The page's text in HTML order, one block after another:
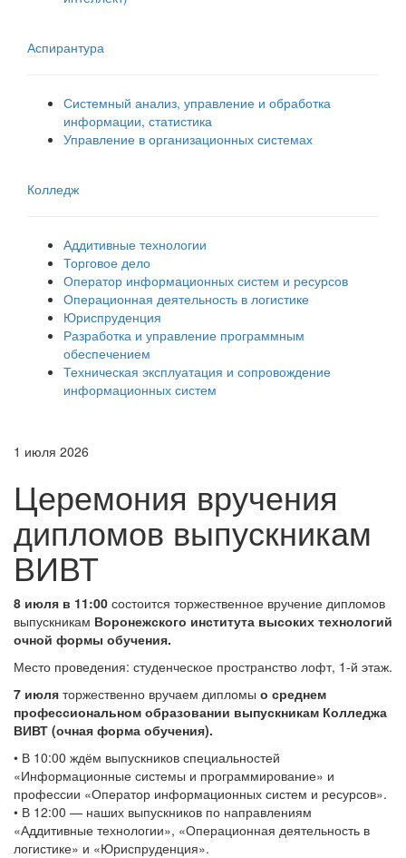
Аспирантура
Системный анализ, управление и обработка
информации, статистика
Управление в организационных системах
Колледж
Аддитивные технологии
Торговое дело
Оператор информационных систем и ресурсов
Операционная деятельность в логистике
Юриспруденция
Разработка и управление программным
обеспечением
Техническая эксплуатация и сопровождение
информационных систем
1 июля 2026
Церемония вручения
дипломов выпускникам
ВИВТ
8 июля в 11:00 состоится торжественное вручение дипломов
выпускникам Воронежского института высоких технологий
очной формы обучения.
Место проведения: студенческое пространство лофт, 1‑й этаж.
7 июля торжественно вручаем дипломы о среднем
профессиональном образовании выпускникам Колледжа
ВИВТ (очная форма обучения).
• В 10:00 ждём выпускников специальностей
«Информационные системы и программирование» и
профессии «Оператор информационных систем и ресурсов».
• В 12:00 — наших выпускников по направлениям
«Аддитивные технологии», «Операционная деятельность в
логистике» и «Юриспруденция».